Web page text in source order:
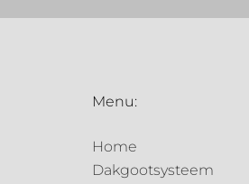
Menu:
Home
Dakgootsysteem